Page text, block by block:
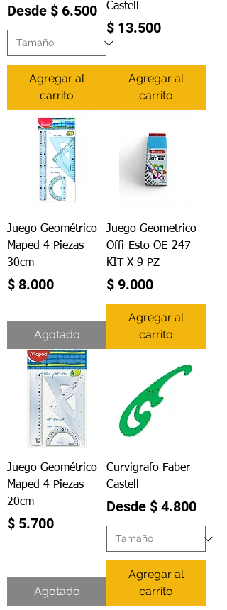
Desde $ 6.500
Precio de oferta
Agregar al
carrito
Castell
Precio
$ 13.500
Agregar al
carrito
Juego Geométrico
Maped 4 Piezas
30cm
Precio
$ 8.000
Agotado
Juego Geometrico
Offi-Esto OE-247
KIT X 9 PZ
Precio
$ 9.000
Agregar al
carrito
Juego Geométrico
Maped 4 Piezas
20cm
Precio
$ 5.700
Agotado
Curvigrafo Faber
Castell
Desde $ 4.800
Precio de oferta
Agregar al
carrito